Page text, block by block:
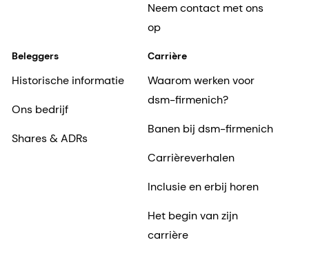
Neem contact met ons
op
Beleggers
Historische informatie
Ons bedrijf
Shares & ADRs
Carrière
Waarom werken voor
dsm-firmenich?
Banen bij dsm-firmenich
Carrièreverhalen
Inclusie en erbij horen
Het begin van zijn
carrière